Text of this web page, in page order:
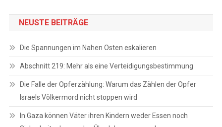
NEUSTE BEITRÄGE
Die Spannungen im Nahen Osten eskalieren
Abschnitt 219: Mehr als eine Verteidigungsbestimmung
Die Falle der Opferzählung: Warum das Zählen der Opfer
Israels Völkermord nicht stoppen wird
In Gaza können Väter ihren Kindern weder Essen noch